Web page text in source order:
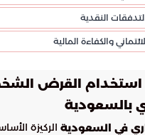
استخدام القرض
بالسعودية
في السعودية الركيزة